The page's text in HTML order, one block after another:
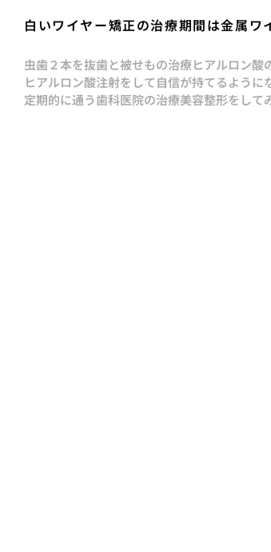
白いワイヤー矯正の治療期間は金属ワ
虫歯２本を抜歯と被せもの治療ヒアルロン酸
ヒアルロン酸注射をして自信が持てるように
定期的に通う歯科医院の治療美容整形をして